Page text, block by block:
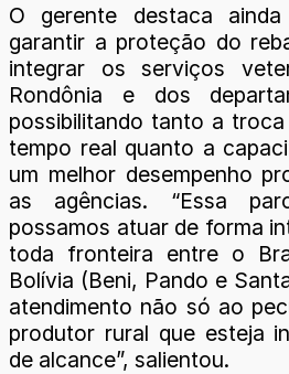
O gerente destaca
garantir a proteção do
integrar os serviços
Rondônia e dos
possibilitando tanto a
tempo real quanto a
um melhor desempenho
as agências. “Essa
possamos atuar de forma
toda fronteira entre o
Bolívia (Beni, Pando e
atendimento não só ao
produtor rural que esteja
de alcance”, salientou.